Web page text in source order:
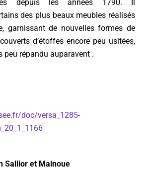
depuis les années 1790. Il
des plus beaux meubles réalisés
garnissant de nouvelles formes de
d’étoffes encore peu usitées,
peu répandu auparavent .
doc/versa_1285-
Sallior et Malnoue